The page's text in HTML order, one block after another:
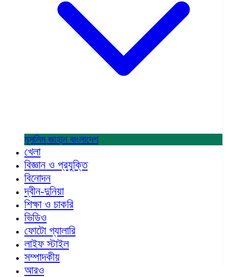
মুসলিম জাহান বাংলাদেশ
খেলা
বিজ্ঞান ও প্রযুক্তি
বিনোদন
দ্বীন-দুনিয়া
শিক্ষা ও চাকরি
ভিডিও
ফোটো গ্যালারি
লাইফ স্টাইল
সম্পাদকীয়
আরও